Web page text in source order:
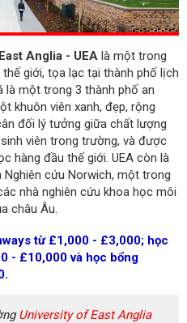
Anglia - UEA là một trong
giới, tọa lạc tại thành phố lịch
một trong 3 thành phố an
khuôn viên xanh, đẹp, rộng
đối lý tưởng giữa chất lượng
viên trong trường, và được
hàng đầu thế giới. UEA còn là
Nghiên cứu Norwich, một trong
nhà nghiên cứu khoa học môi
châu Âu.
từ £1,000 - £3,000; học
- £10,000 và học bổng
University of East Anglia